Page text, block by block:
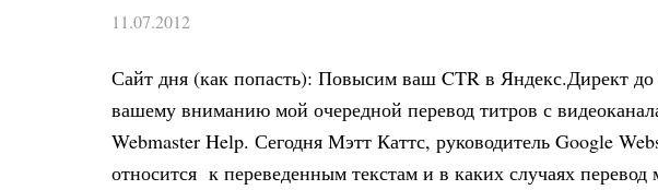
11.07.2012
Сайт дня (как попасть): Повысим ваш CTR в Яндекс.Директ до
вашему вниманию мой очередной перевод титров с
Webmaster Help. Сегодня Мэтт Каттс, руководитель Google
относится к переведенным текстам и в каких случаях